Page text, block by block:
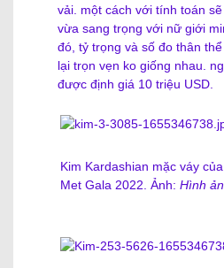
vải. một cách với tính toán
vừa sang trọng với nữ giới
đó, tỷ trọng và số đo thân
lại trọn vẹn ko giống nhau.
được định giá 10 triệu USD.
Kim Kardashian mặc váy
Met Gala 2022. Ảnh: Hình